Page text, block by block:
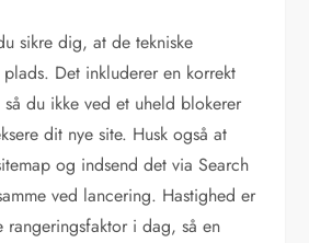
sikre dig, at de tekniske
Det inkluderer en korrekt
du ikke ved et uheld blokerer
dit nye site. Husk også at
og indsend det via Search
ved lancering. Hastighed er
rangeringsfaktor i dag, så en